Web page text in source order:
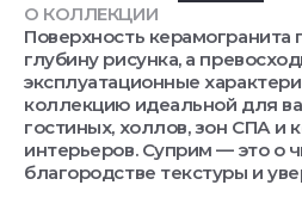
О КОЛЛЕКЦИИ
Поверхность керамогранита
глубину рисунка, а
эксплуатационные
коллекцию идеальной для
гостиных, холлов, зон СПА и
интерьеров. Суприм — это о
благородстве текстуры и